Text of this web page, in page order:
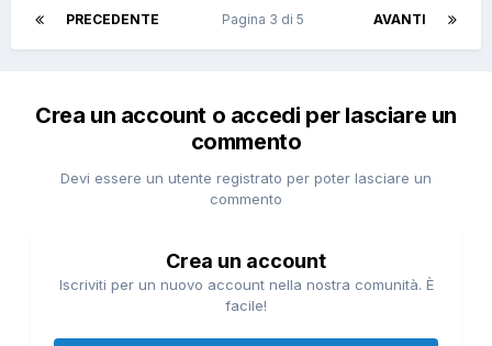
PRECEDENTE AVANTI
Pagina 3 di 5
Crea un account o accedi per lasciare un
commento
Devi essere un utente registrato per poter lasciare un
commento
Crea un account
Iscriviti per un nuovo account nella nostra comunità. È
facile!